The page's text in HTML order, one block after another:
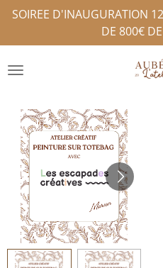
Passer
contenu
principal
SOIREE D'INAUGURATION
DE 800€